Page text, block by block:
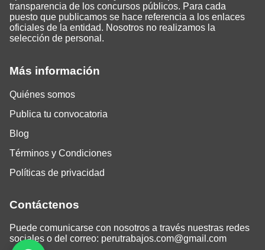
Más información
Quiénes somos
Publica tu convocatoria
Blog
Términos y Condiciones
Políticas de privacidad
Contáctenos
Puede comunicarse con nosotros a través nuestras redes
sociales o del correo: perutrabajos.com@gmail.com
transparencia de los concursos públicos. Para cada
puesto que publicamos se hace referencia a los enlaces
oficiales de la entidad. Nosotros no realizamos la
selección de personal.